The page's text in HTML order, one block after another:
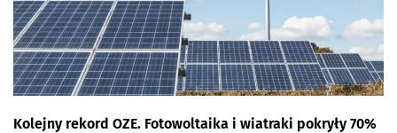
Kolejny rekord OZE. Fotowoltaika i wiatraki pokryły 70%